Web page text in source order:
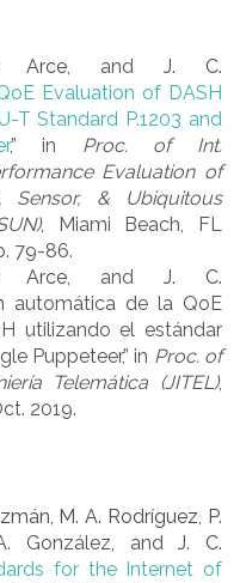
Arce, and J. C.
Evaluation of DASH
T Standard P.1203 and
,” in Proc. of Int.
Evaluation of
Sensor, & Ubiquitous
, Miami Beach, FL
79-86.
Arce, and J. C.
automática de la QoE
utilizando el estándar
Puppeteer,” in Proc. of
Telemática (JITEL),
2019.
M. A. Rodríguez, P.
González, andJ. C.
for the Internet of